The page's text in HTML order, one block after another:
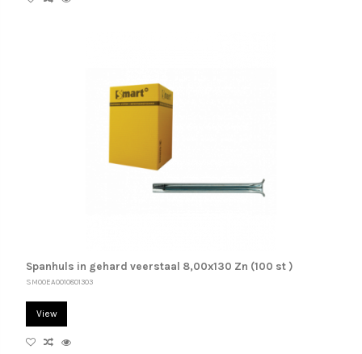
Spanhuls in gehard veerstaal 8,00x130 Zn (100 st )
SM00EA0010801303
View